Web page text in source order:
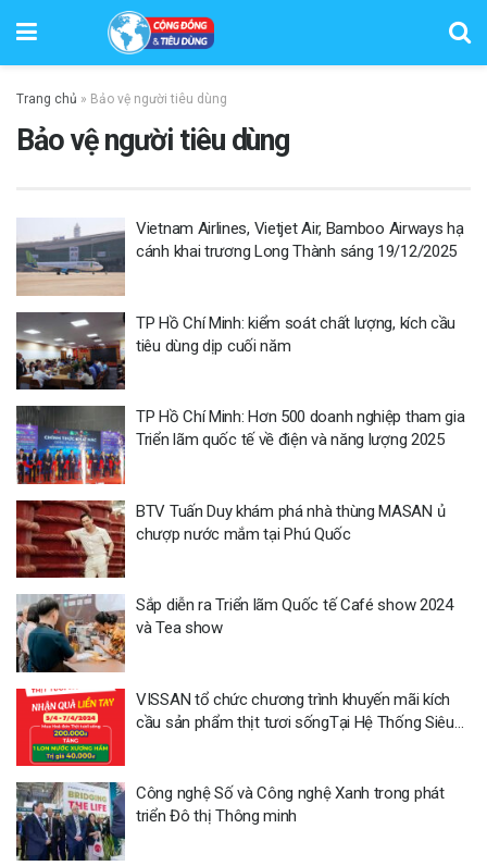
Trang chủ » Bảo vệ người tiêu dùng
Bảo vệ người tiêu dùng
Vietnam Airlines, Vietjet Air, Bamboo Airways hạ
cánh khai trương Long Thành sáng 19/12/2025
TP Hồ Chí Minh: kiểm soát chất lượng, kích cầu
tiêu dùng dịp cuối năm
TP Hồ Chí Minh: Hơn 500 doanh nghiệp tham gia
Triển lãm quốc tế về điện và năng lượng 2025
BTV Tuấn Duy khám phá nhà thùng MASAN ủ
chượp nước mắm tại Phú Quốc
Sắp diễn ra Triển lãm Quốc tế Café show 2024
và Tea show
VISSAN tổ chức chương trình khuyến mãi kích
cầu sản phẩm thịt tươi sốngTại Hệ Thống Siêu
Công nghệ Số và Công nghệ Xanh trong phát
triển Đô thị Thông minh